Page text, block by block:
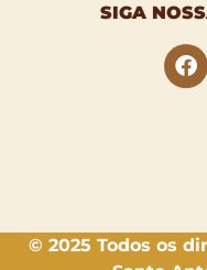
SIGA
© 2025 Todos os